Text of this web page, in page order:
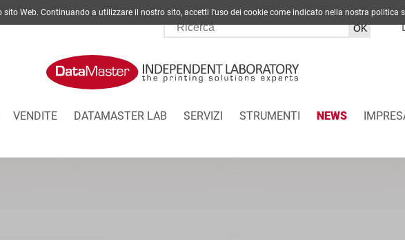
VENDITE DATAMASTER LAB SERVIZI STRUMENTI NEWS
sito Web. Continuando a utilizzare il nostro sito, accetti l'uso dei cookie come indicato nella nostra